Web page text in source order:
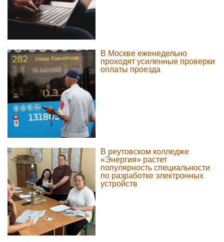
В Москве еженедельно
проходят усиленные проверки
оплаты проезда
В реутовском колледже
«Энергия» растет
популярность специальности
по разработке электронных
устройств